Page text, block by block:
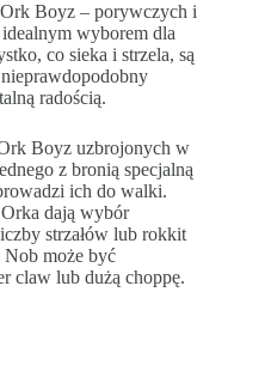
Boyz – porywczych i
wyborem dla
co sieka i strzela, są
radością.
Boyz uzbrojonych w
z bronią specjalną
ich do walki.
dają wybór
strzałów lub rokkit
Nob może być
claw lub dużą choppę.